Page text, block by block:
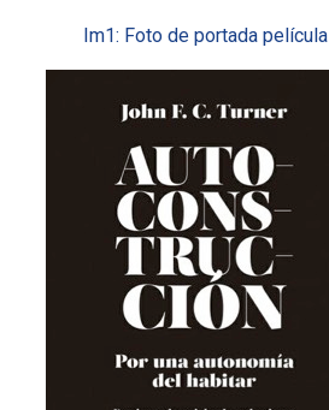
Im1: Foto de portada película